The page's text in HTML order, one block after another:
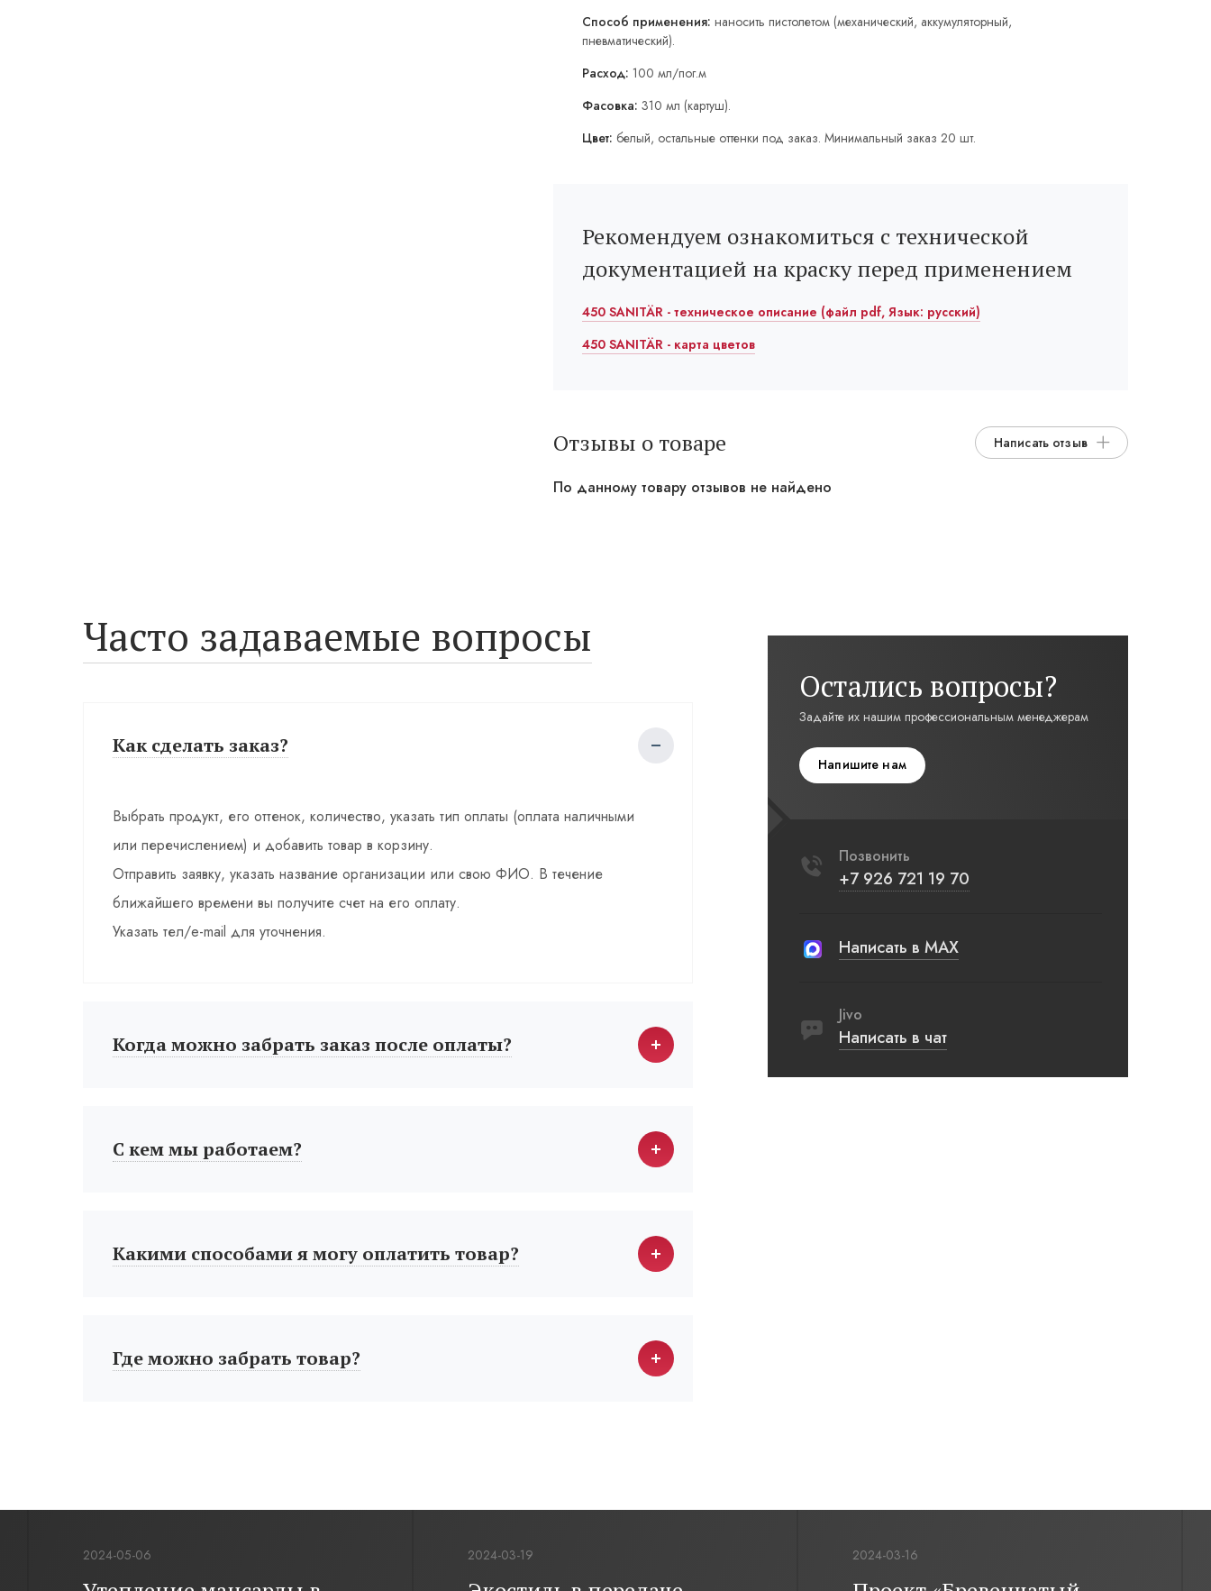
Способ применения: наносить пистолетом (механический, аккумуляторный,
пневматический).
Расход: 100 мл/пог.м
Фасовка: 310 мл (картуш).
Цвет: белый, остальные оттенки под заказ. Минимальный заказ 20 шт.
Рекомендуем ознакомиться с технической
документацией на краску перед применением
450 SANITÄR - техническое описание (файл pdf, Язык: русский)
450 SANITÄR - карта цветов
Отзывы о товаре Написать отзыв
По данному товару отзывов не найдено
Часто задаваемые вопросы
Как сделать заказ?
Выбрать продукт, его оттенок, количество, указать тип оплаты (оплата наличными
или перечислением) и добавить товар в корзину.
Отправить заявку, указать название организации или свою ФИО. В течение
ближайшего времени вы получите счет на его оплату.
Указать тел/e-mail для уточнения.
Когда можно забрать заказ после оплаты?
С кем мы работаем?
Какими способами я могу оплатить товар?
Где можно забрать товар?
Остались вопросы?
Задайте их нашим профессиональным менеджерам
Напишите нам
Позвонить
+7 926 721 19 70
Написать в MAX
Jivo
Написать в чат
2024-05-06 2024-03-19 2024-03-16